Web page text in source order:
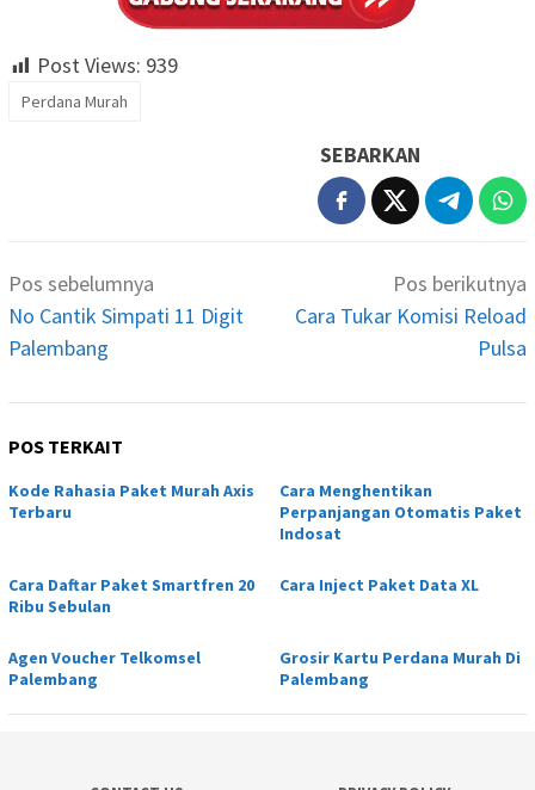
Post Views: 939
Perdana Murah
SEBARKAN
Navigasi
pos
Pos sebelumnya
No Cantik Simpati 11 Digit
Palembang
Pos berikutnya
Cara Tukar Komisi Reload
Pulsa
POS TERKAIT
Kode Rahasia Paket Murah Axis
Terbaru
Cara Menghentikan
Perpanjangan Otomatis Paket
Indosat
Cara Daftar Paket Smartfren 20
Ribu Sebulan
Cara Inject Paket Data XL
Agen Voucher Telkomsel
Palembang
Grosir Kartu Perdana Murah Di
Palembang